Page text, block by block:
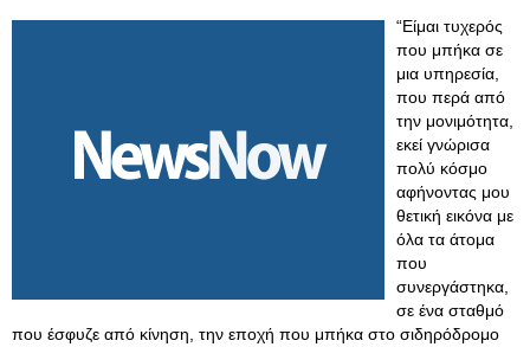
“Είμαι τυχερός
που μπήκα σε
μια υπηρεσία,
που περά από
την μονιμότητα,
εκεί γνώρισα
πολύ κόσμο
αφήνοντας μου
θετική εικόνα με
όλα τα άτομα
που
συνεργάστηκα,
σε ένα σταθμό
που έσφυζε από κίνηση, την εποχή που μπήκα στο σιδηρόδρομο